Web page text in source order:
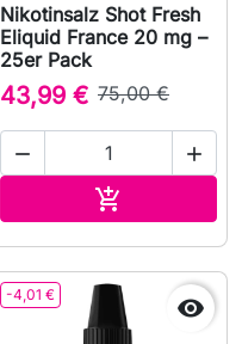
Nikotinsalz Shot Fresh
Eliquid France 20 mg –
25er Pack
43,99 € 75,00 €
 

-4,01 € 